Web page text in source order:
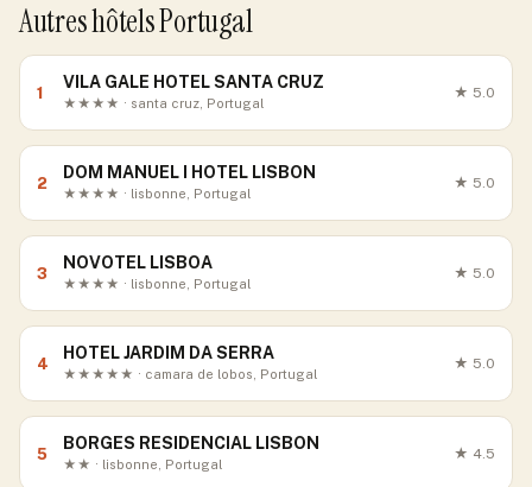
Autres hôtels Portugal
1
VILA GALE HOTEL SANTA CRUZ
★★★★ · santa cruz, Portugal
★ 5.0
2
DOM MANUEL I HOTEL LISBON
★★★★ · lisbonne, Portugal
★ 5.0
3
NOVOTEL LISBOA
★★★★ · lisbonne, Portugal
★ 5.0
4
HOTEL JARDIM DA SERRA
★★★★★ · camara de lobos, Portugal
★ 5.0
5
BORGES RESIDENCIAL LISBON
★★ · lisbonne, Portugal
★ 4.5